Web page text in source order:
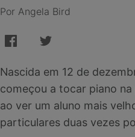
Por Angela Bird
Nascida em 12 de
começou a tocar piano
ao ver um aluno mais
particulares duas vezes